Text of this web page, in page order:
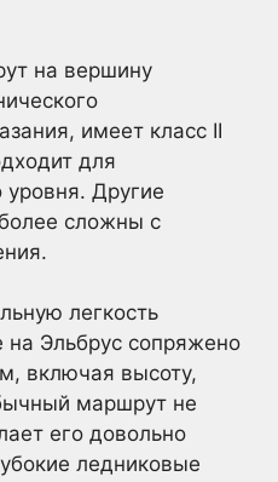
на вершину
имеет класс II
для
уровня. Другие
сложны с
легкость
на Эльбрус сопряжено
включая высоту,
маршрут не
его довольно
ледниковые